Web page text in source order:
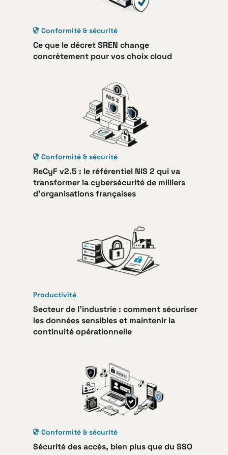
Conformité & sécurité
Ce que le décret SREN change
concrètement pour vos choix cloud
Conformité & sécurité
ReCyF v2.5 : le référentiel NIS 2 qui va
transformer la cybersécurité de milliers
d’organisations françaises
Productivité
Secteur de l’industrie : comment sécuriser
les données sensibles et maintenir la
continuité opérationnelle
Conformité & sécurité
Sécurité des accès, bien plus que du SSO